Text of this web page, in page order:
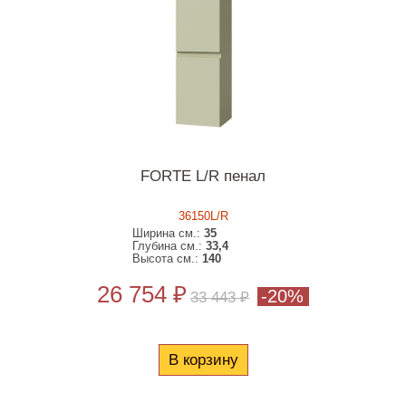
FORTE L/R пенал
36150L/R
Ширина см.:35
Глубина см.:33,4
Высота см.:140
26 754 ₽ 33 443 ₽ -20%
В корзину